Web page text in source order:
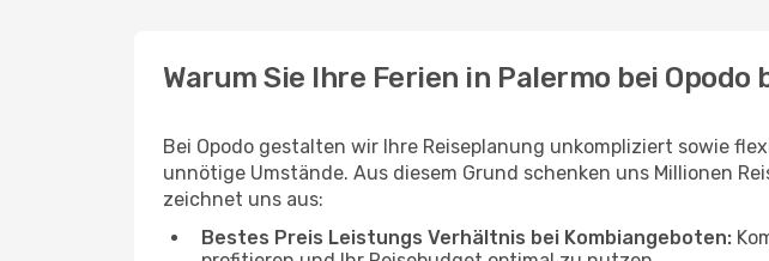
Warum Sie Ihre Ferien in Palermo bei Opodo
Bei Opodo gestalten wir Ihre Reiseplanung unkompliziert sowie
unnötige Umstände. Aus diesem Grund schenken uns Millionen
zeichnet uns aus:
Bestes Preis Leistungs Verhältnis bei Kombiangeboten: